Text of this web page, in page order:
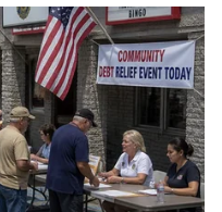
ವಿಶೇಷವಾಗಿ
ನಿಮಗೆ
ಕಳೆದ ಕೆಲವು
ಮೇಲೆ ನಂಬಿಕೆ ಮತ್ತು
ನಮ್ಮ ಗ್ರಾಹಕರಿಗೆ ಪೂರ್ಣ
2019 ರಲ್ಲಿ